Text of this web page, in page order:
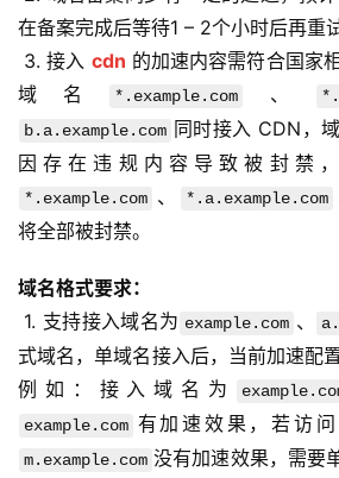
在备案完成后等待1 – 2个小时后再重
3. 接入 cdn 的加速内容需符合国家
域名
*.example.com 、
b.a.example.com 同时接入 CDN，
因存在违规内容导致被封禁
*.example.com 、 *.a.example.com
将全部被封禁。
域名格式要求：
1. 支持接入域名为 example.com 、
式域名，单域名接入后，当前加速配
例如：接入域名为
example.com 有加速效果，若访问
m.example.com 没有加速效果，需要